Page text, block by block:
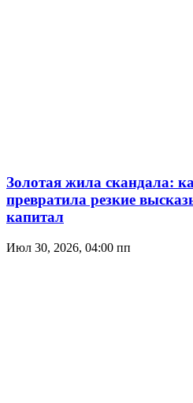
Золотая жила скандала:
превратила резкие
капитал
Июл 30, 2026, 04:00 пп